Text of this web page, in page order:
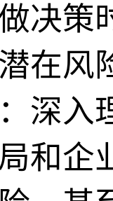
决策
在风
深入
和企